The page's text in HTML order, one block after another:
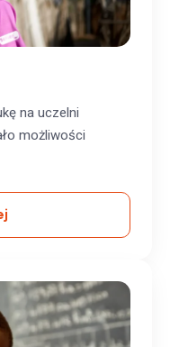
na uczelni
możliwości